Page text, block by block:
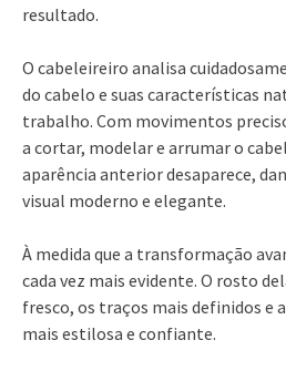
resultado.
O cabeleireiro analisa
do cabelo e suas características
trabalho. Com movimentos
a cortar, modelar e arrumar o
aparência anterior desaparece,
visual moderno e elegante.
À medida que a transformação
cada vez mais evidente. O rosto
fresco, os traços mais definidos e
mais estilosa e confiante.